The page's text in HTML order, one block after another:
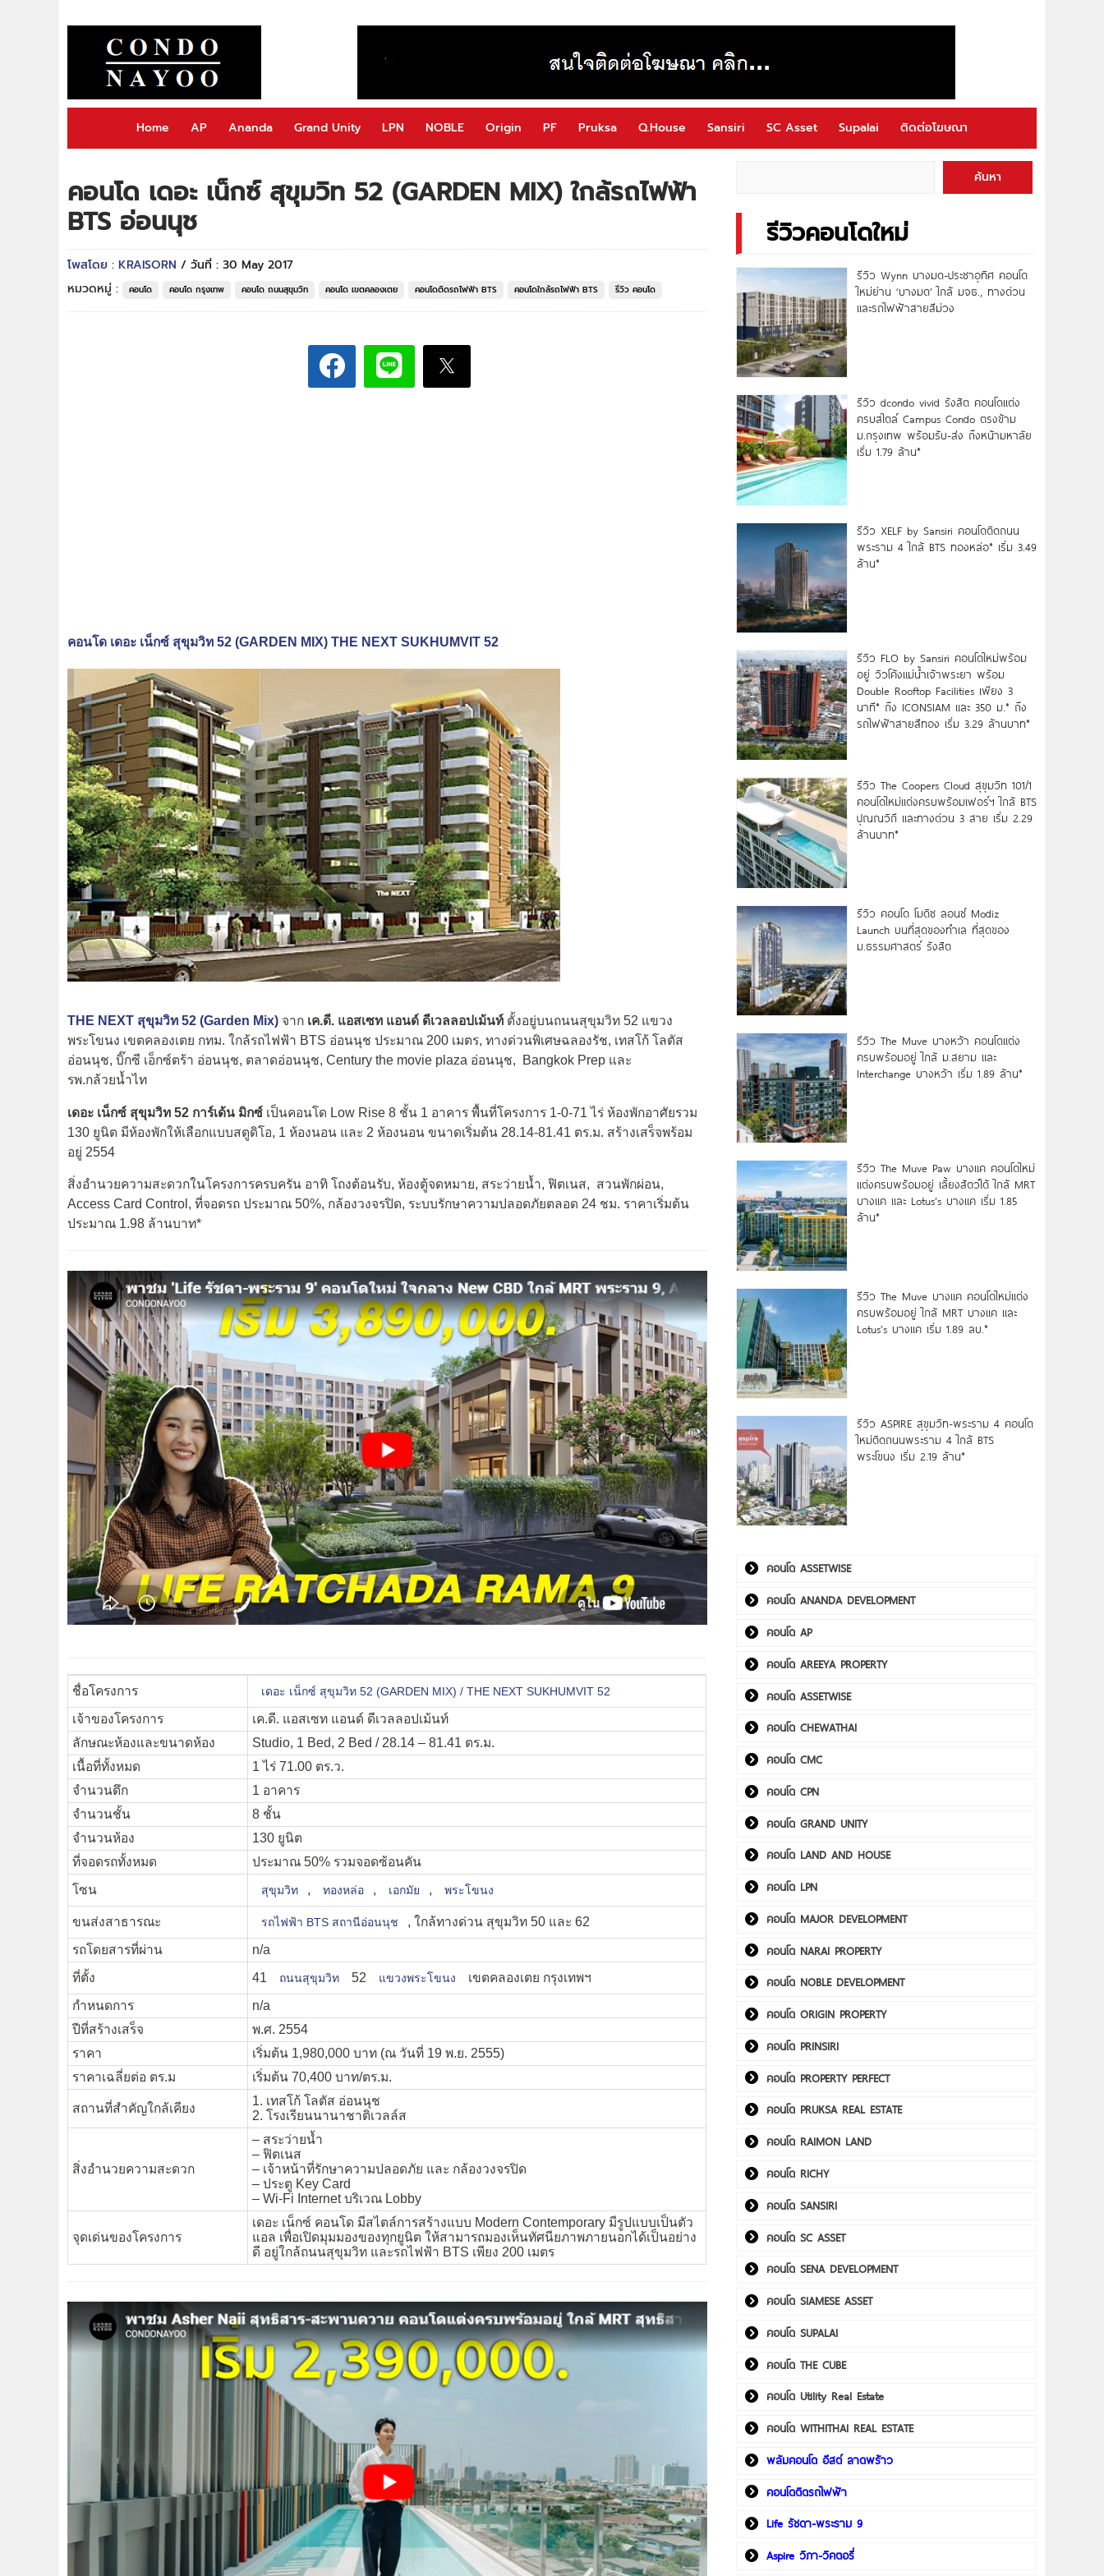
Home AP Ananda Grand Unity LPN NOBLE Origin PF Pruksa Q.House Sansiri SC Asset Supalai ติดต่อโฆษณา
คอนโด เดอะ เน็กซ์ สุขุมวิท 52 (GARDEN MIX) ใกล้รถไฟฟ้า
BTS อ่อนนุช
โพสโดย : KRAISORN / วันที่ : 30 May 2017
หมวดหมู่ :
คอนโด คอนโด กรุงเทพ คอนโด ถนนสุขุมวิท คอนโด เขตคลองเตย คอนโดติดรถไฟฟ้า BTS คอนโดใกล้รถไฟฟ้า BTS รีวิว คอนโด
คอนโด เดอะ เน็กซ์ สุขุมวิท 52 (GARDEN MIX) THE NEXT SUKHUMVIT 52
THE NEXT สุขุมวิท 52 (Garden Mix) จาก เค.ดี. แอสเซท แอนด์ ดีเวลลอปเม้นท์ ตั้งอยู่บนถนนสุขุมวิท 52 แขวง
พระโขนง เขตคลองเตย กทม. ใกล้รถไฟฟ้า BTS อ่อนนุช ประมาณ 200 เมตร, ทางด่วนพิเศษฉลองรัช, เทสโก้ โลตัส
อ่อนนุช, บิ๊กซี เอ็กซ์ตร้า อ่อนนุช, ตลาดอ่อนนุช, Century the movie plaza อ่อนนุช, Bangkok Prep และ
รพ.กล้วยน้ำไท
เดอะ เน็กซ์ สุขุมวิท 52 การ์เด้น มิกซ์ เป็นคอนโด Low Rise 8 ชั้น 1 อาคาร พื้นที่โครงการ 1-0-71 ไร่ ห้องพักอาศัยรวม
130 ยูนิต มีห้องพักให้เลือกแบบสตูดิโอ, 1 ห้องนอน และ 2 ห้องนอน ขนาดเริ่มต้น 28.14-81.41 ตร.ม. สร้างเสร็จพร้อม
อยู่ 2554
สิ่งอำนวยความสะดวกในโครงการครบครัน อาทิ โถงต้อนรับ, ห้องตู้จดหมาย, สระว่ายน้ำ, ฟิตเนส, สวนพักผ่อน,
Access Card Control, ที่จอดรถ ประมาณ 50%, กล้องวงจรปิด, ระบบรักษาความปลอดภัยตลอด 24 ชม. ราคาเริ่มต้น
ประมาณ 1.98 ล้านบาท*
ชื่อโครงการ เดอะ เน็กซ์ สุขุมวิท 52 (GARDEN MIX) / THE NEXT SUKHUMVIT 52
เจ้าของโครงการ
เค.ดี. แอสเซท แอนด์ ดีเวลลอปเม้นท์
ลักษณะห้องและขนาดห้อง
Studio, 1 Bed, 2 Bed / 28.14 – 81.41 ตร.ม.
เนื้อที่ทั้งหมด
1 ไร่ 71.00 ตร.ว.
จำนวนตึก
1 อาคาร
จำนวนชั้น
8 ชั้น
จำนวนห้อง
130 ยูนิต
ที่จอดรถทั้งหมด
ประมาณ 50% รวมจอดซ้อนคัน
โซน
สุขุมวิท , ทองหล่อ , เอกมัย , พระโขนง
ขนส่งสาธารณะ รถไฟฟ้า BTS สถานีอ่อนนุช
, ใกล้ทางด่วน สุขุมวิท 50 และ 62
รถโดยสารที่ผ่าน
n/a
ที่ตั้ง
41 ถนนสุขุมวิท 52 แขวงพระโขนง
เขตคลองเตย กรุงเทพฯ
กำหนดการ
n/a
ปีที่สร้างเสร็จ
พ.ศ. 2554
ราคา
เริ่มต้น 1,980,000 บาท (ณ วันที่ 19 พ.ย. 2555)
ราคาเฉลี่ยต่อ ตร.ม
เริ่มต้น 70,400 บาท/ตร.ม.
สถานที่สำคัญใกล้เคียง
1. เทสโก้ โลตัส อ่อนนุช
2. โรงเรียนนานาชาติเวลล์ส
สิ่งอำนวยความสะดวก
– สระว่ายน้ำ
– ฟิตเนส
– เจ้าหน้าที่รักษาความปลอดภัย และ กล้องวงจรปิด
– ประตู Key Card
– Wi-Fi Internet บริเวณ Lobby
จุดเด่นของโครงการ
เดอะ เน็กซ์ คอนโด มีสไตล์การสร้างแบบ Modern Contemporary มีรูปแบบเป็นตัว
แอล เพื่อเปิดมุมมองของทุกยูนิต ให้สามารถมองเห็นทัศนียภาพภายนอกได้เป็นอย่าง
ดี อยู่ใกล้ถนนสุขุมวิท และรถไฟฟ้า BTS เพียง 200 เมตร
ค้นหา
รีวิวคอนโดใหม่
รีวิว Wynn บางมด-ประชาอุทิศ คอนโด
ใหม่ย่าน ‘บางมด’ ใกล้ มจธ., ทางด่วน
และรถไฟฟ้าสายสีม่วง
รีวิว dcondo vivid รังสิต คอนโดแต่ง
ครบสไตล์ Campus Condo ตรงข้าม
ม.กรุงเทพ พร้อมรับ-ส่ง ถึงหน้ามหาลัย
เริ่ม 1.79 ล้าน*
รีวิว XELF by Sansiri คอนโดติดถนน
พระราม 4 ใกล้ BTS ทองหล่อ* เริ่ม 3.49
ล้าน*
รีวิว FLO by Sansiri คอนโดใหม่พร้อม
อยู่ วิวโค้งแม่น้ำเจ้าพระยา พร้อม
Double Rooftop Facilities เพียง 3
นาที* ถึง ICONSIAM และ 350 ม.* ถึง
รถไฟฟ้าสายสีทอง เริ่ม 3.29 ล้านบาท*
รีวิว The Coopers Cloud สุขุมวิท 101/1
คอนโดใหม่แต่งครบพร้อมเฟอร์ฯ ใกล้ BTS
ปุณณวิถี และทางด่วน 3 สาย เริ่ม 2.29
ล้านบาท*
รีวิว คอนโด โมดิซ ลอนซ์ Modiz
Launch บนที่สุดของทำเล ที่สุดของ
ม.ธรรมศาสตร์ รังสิต
รีวิว The Muve บางหว้า คอนโดแต่ง
ครบพร้อมอยู่ ใกล้ ม.สยาม และ
Interchange บางหว้า เริ่ม 1.89 ล้าน*
รีวิว The Muve Paw บางแค คอนโดใหม่
แต่งครบพร้อมอยู่ เลี้ยงสัตว์ได้ ใกล้ MRT
บางแค และ Lotus’s บางแค เริ่ม 1.85
ล้าน*
รีวิว The Muve บางแค คอนโดใหม่แต่ง
ครบพร้อมอยู่ ใกล้ MRT บางแค และ
Lotus’s บางแค เริ่ม 1.89 ลบ.*
รีวิว ASPIRE สุขุมวิท-พระราม 4 คอนโด
ใหม่ติดถนนพระราม 4 ใกล้ BTS
พระโขนง เริ่ม 2.19 ล้าน*
คอนโด ASSETWISE
คอนโด ANANDA DEVELOPMENT
คอนโด AP
คอนโด AREEYA PROPERTY
คอนโด ASSETWISE
คอนโด CHEWATHAI
คอนโด CMC
คอนโด CPN
คอนโด GRAND UNITY
คอนโด LAND AND HOUSE
คอนโด LPN
คอนโด MAJOR DEVELOPMENT
คอนโด NARAI PROPERTY
คอนโด NOBLE DEVELOPMENT
คอนโด ORIGIN PROPERTY
คอนโด PRINSIRI
คอนโด PROPERTY PERFECT
คอนโด PRUKSA REAL ESTATE
คอนโด RAIMON LAND
คอนโด RICHY
คอนโด SANSIRI
คอนโด SC ASSET
คอนโด SENA DEVELOPMENT
คอนโด SIAMESE ASSET
คอนโด SUPALAI
คอนโด THE CUBE
คอนโด Utility Real Estate
คอนโด WITHITHAI REAL ESTATE
พลัมคอนโด อีสต์ ลาดพร้าว
คอนโดติดรถไฟฟ้า
Life รัชดา-พระราม 9
Aspire วิภา-วิคตอรี่